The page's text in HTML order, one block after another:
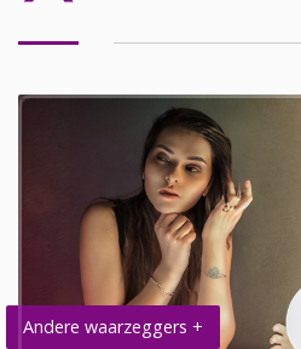
Andere waarzeggers +